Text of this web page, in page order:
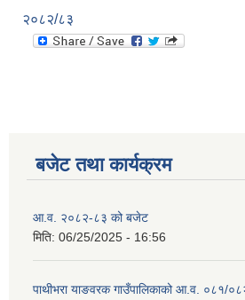
२०८२/८३
बजेट तथा कार्यक्रम
आ.व. २०८२-८३ को बजेट
मिति: 06/25/2025 - 16:56
पाथीभरा याङवरक गाउँपालिकाको आ.व. ०८१/